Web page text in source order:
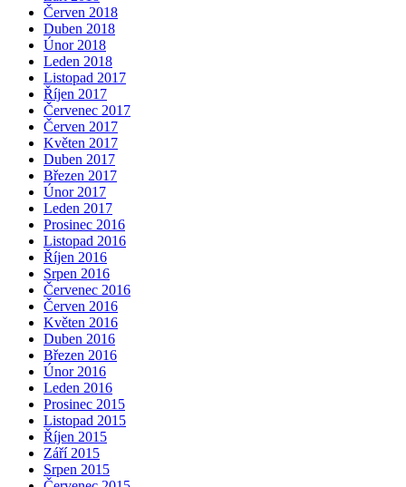
Červen 2018
Duben 2018
Únor 2018
Leden 2018
Listopad 2017
Říjen 2017
Červenec 2017
Červen 2017
Květen 2017
Duben 2017
Březen 2017
Únor 2017
Leden 2017
Prosinec 2016
Listopad 2016
Říjen 2016
Srpen 2016
Červenec 2016
Červen 2016
Květen 2016
Duben 2016
Březen 2016
Únor 2016
Leden 2016
Prosinec 2015
Listopad 2015
Říjen 2015
Září 2015
Srpen 2015